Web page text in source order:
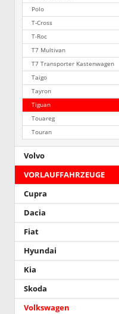
Polo
T-Cross
T-Roc
T7 Multivan
T7 Transporter Kastenwagen
Taigo
Tayron
Tiguan
Touareg
Touran
Volvo
VORLAUFFAHRZEUGE
Cupra
Dacia
Fiat
Hyundai
Kia
Skoda
Volkswagen